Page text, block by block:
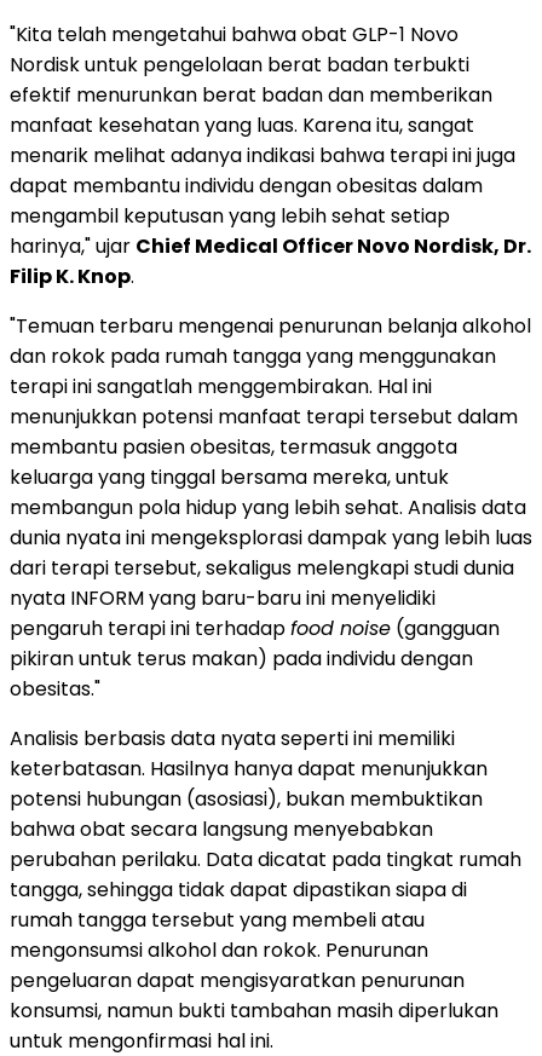
"Kita telah mengetahui bahwa obat GLP-1 Novo
Nordisk untuk pengelolaan berat badan terbukti
efektif menurunkan berat badan dan memberikan
manfaat kesehatan yang luas. Karena itu, sangat
menarik melihat adanya indikasi bahwa terapi ini juga
dapat membantu individu dengan obesitas dalam
mengambil keputusan yang lebih sehat setiap
harinya," ujar Chief Medical Officer Novo Nordisk, Dr.
Filip K. Knop.
"Temuan terbaru mengenai penurunan belanja alkohol
dan rokok pada rumah tangga yang menggunakan
terapi ini sangatlah menggembirakan. Hal ini
menunjukkan potensi manfaat terapi tersebut dalam
membantu pasien obesitas, termasuk anggota
keluarga yang tinggal bersama mereka, untuk
membangun pola hidup yang lebih sehat. Analisis data
dunia nyata ini mengeksplorasi dampak yang lebih luas
dari terapi tersebut, sekaligus melengkapi studi dunia
nyata INFORM yang baru-baru ini menyelidiki
pengaruh terapi ini terhadapfood noise (gangguan
pikiran untuk terus makan) pada individu dengan
obesitas."
Analisis berbasis data nyata seperti ini memiliki
keterbatasan. Hasilnya hanya dapat menunjukkan
potensi hubungan (asosiasi), bukan membuktikan
bahwa obat secara langsung menyebabkan
perubahan perilaku. Data dicatat pada tingkat rumah
tangga, sehingga tidak dapat dipastikan siapa di
rumah tangga tersebut yang membeli atau
mengonsumsi alkohol dan rokok. Penurunan
pengeluaran dapat mengisyaratkan penurunan
konsumsi, namun bukti tambahan masih diperlukan
untuk mengonfirmasi hal ini.